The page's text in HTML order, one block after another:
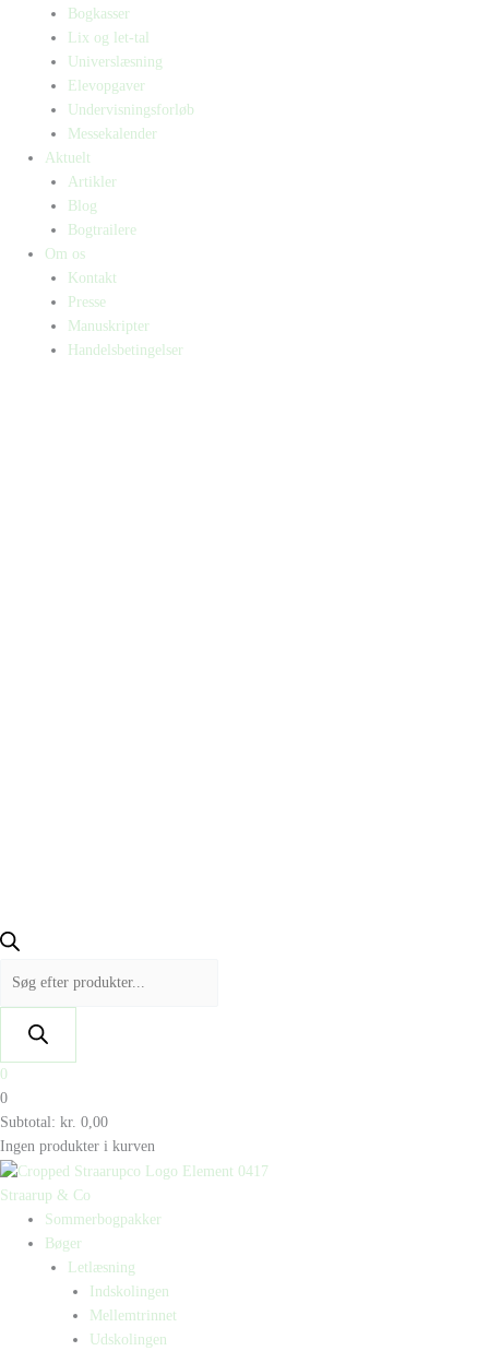
Bogkasser
Lix og let-tal
Universlæsning
Elevopgaver
Undervisningsforløb
Messekalender
Aktuelt
Artikler
Blog
Bogtrailere
Om os
Kontakt
Presse
Manuskripter
Handelsbetingelser
0
0
Subtotal: kr. 0,00
Ingen produkter i kurven
Straarup & Co
Sommerbogpakker
Bøger
Letlæsning
Indskolingen
Mellemtrinnet
Udskolingen